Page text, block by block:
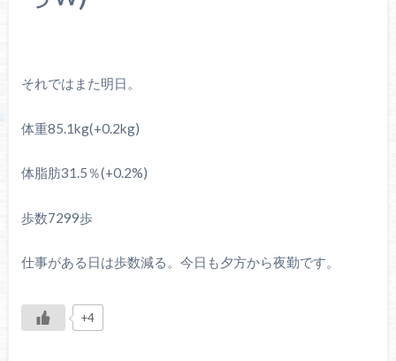
それではまた明日。
体重85.1kg(+0.2kg)
体脂肪31.5％(+0.2%)
歩数7299歩
仕事がある日は歩数減る。今日も夕方から夜勤です。
+4